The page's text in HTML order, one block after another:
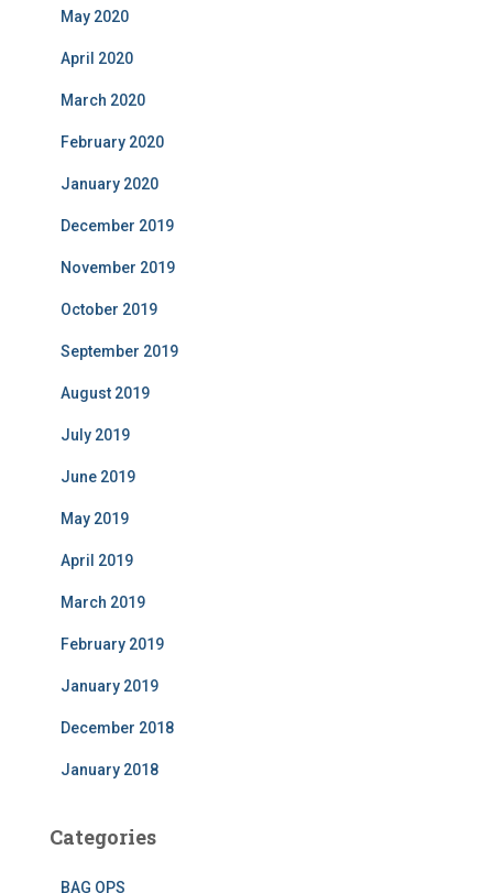
May 2020
April 2020
March 2020
February 2020
January 2020
December 2019
November 2019
October 2019
September 2019
August 2019
July 2019
June 2019
May 2019
April 2019
March 2019
February 2019
January 2019
December 2018
January 2018
Categories
BAG OPS